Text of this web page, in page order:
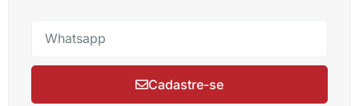
Cadastre-se